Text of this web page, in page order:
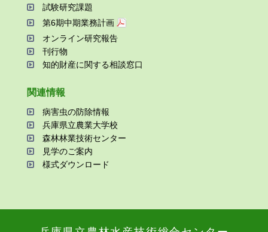
試験研究課題
第6期中期業務計画
オンライン研究報告
刊⾏物
知的財産に関する相談窓⼝
関連情報
病害⾍の防除情報
兵庫県⽴農業⼤学校
森林林業技術センター
⾒学のご案内
様式ダウンロード